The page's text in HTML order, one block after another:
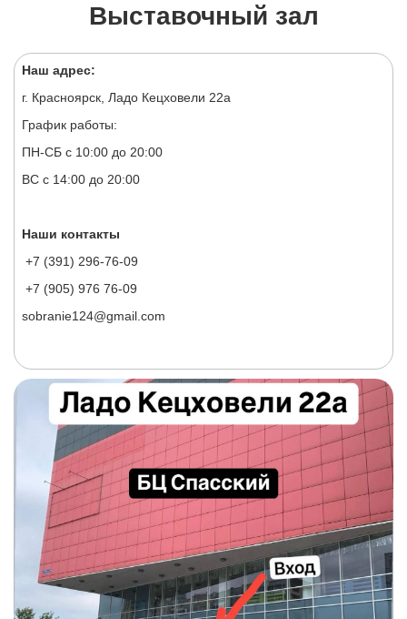
Выставочный зал
Наш адрес:
г. Красноярск, Ладо Кецховели 22а
График работы:
ПН-СБ с 10:00 до 20:00
ВС с 14:00 до 20:00
Наши контакты
+7 (391) 296-76-09
+7 (905) 976 76-09
sobranie124@gmail.com